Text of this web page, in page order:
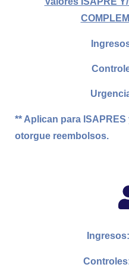
** Aplican para
otorgue reembolsos.